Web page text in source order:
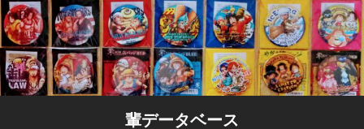
輩データベース